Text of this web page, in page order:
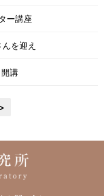
ー講座
を迎え
講